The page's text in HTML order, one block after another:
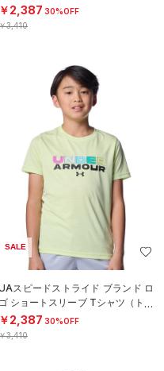
グ/BOYS）
￥2,387 30%OFF
3,410
SALE
スピードストライド ブランド ロ
ゴ ショートスリーブ Tシャツ（トレ
ーニング/BOYS）
￥2,387 30%OFF
3,410